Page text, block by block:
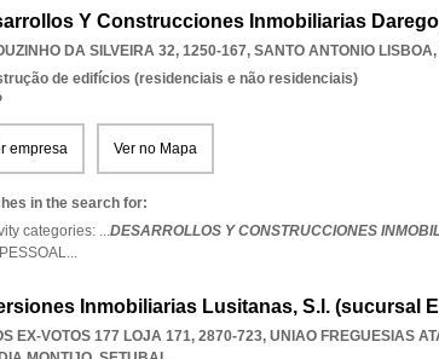
Y Construcciones Inmobiliarias
DA SILVEIRA 32, 1250-167, SANTO ANTONIO LISBOA,
de edifícios (residenciais e não residenciais)
empresa Ver no Mapa
in the search for:
categories: ...DESARROLLOS Y CONSTRUCCIONES
...
Inmobiliarias Lusitanas, S.l. (sucursal
EX-VOTOS 177 LOJA 171, 2870-723, UNIAO FREGUESIAS